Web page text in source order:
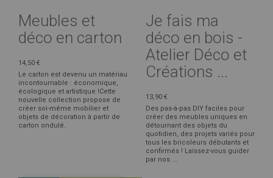
Meubles et
déco en carton
14,50 €
Le carton est devenu un matériau
incontournable : économique,
écologique et artistique !Cette
nouvelle collection propose de
créer soi-même mobilier et
objets de décoration à partir de
carton ondulé.
Je fais ma
déco en bois -
Atelier Déco et
Créations ...
13,90 €
Des pas-à-pas DIY faciles pour
créer des meubles uniques en
détournant des objets du
quotidien, des projets variés pour
tous les bricoleurs débutants et
confirmés ! Laissez-vous guider
par nos ...